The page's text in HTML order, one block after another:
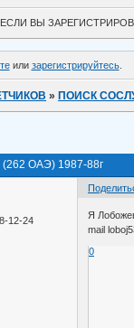
ЕСЛИ ВЫ
или зарегистрируйтесь.
» ПОИСК
(262 ОАЭ) 1987-88г
12-24
Я
mail
0